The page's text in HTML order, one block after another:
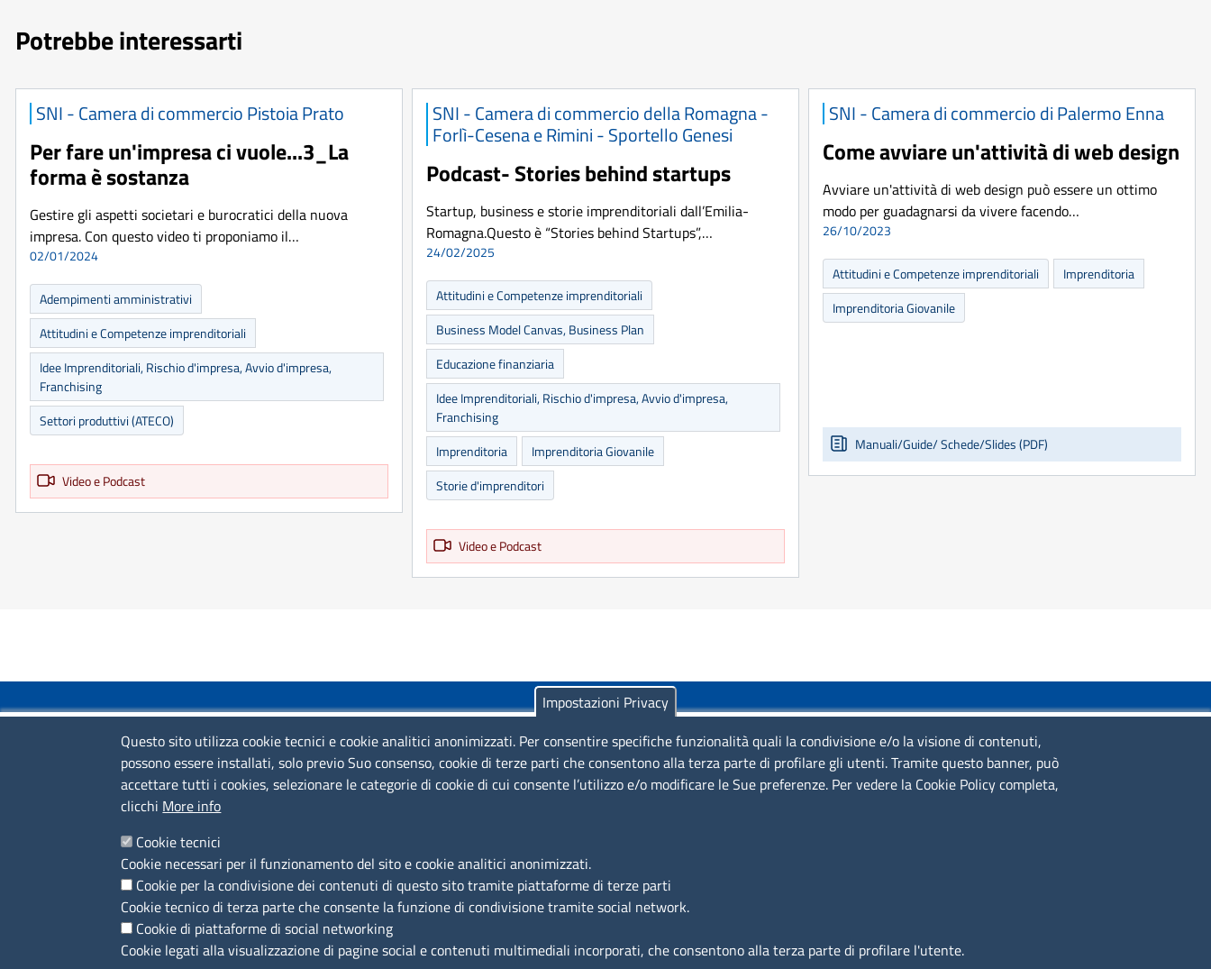
Potrebbe interessarti
SNI - Camera di commercio Pistoia Prato
Per fare un'impresa ci vuole...3_La
forma è sostanza
Gestire gli aspetti societari e burocratici della nuova
impresa. Con questo video ti proponiamo il…
02/01/2024
Video e Podcast
Adempimenti amministrativi
Attitudini e Competenze imprenditoriali
Idee Imprenditoriali, Rischio d'impresa, Avvio d'impresa,
Franchising
Settori produttivi (ATECO)
SNI - Camera di commercio della Romagna -
Forlì-Cesena e Rimini - Sportello Genesi
Podcast- Stories behind startups
Startup, business e storie imprenditoriali dall’Emilia-
Romagna.Questo è “Stories behind Startups”,…
24/02/2025
Video e Podcast
Attitudini e Competenze imprenditoriali
Business Model Canvas, Business Plan
Educazione finanziaria
Idee Imprenditoriali, Rischio d'impresa, Avvio d'impresa,
Franchising
Imprenditoria
Imprenditoria Giovanile
Storie d'imprenditori
SNI - Camera di commercio di Palermo Enna
Come avviare un'attività di web design
Avviare un'attività di web design può essere un ottimo
modo per guadagnarsi da vivere facendo…
26/10/2023
Manuali/Guide/ Schede/Slides (PDF)
Attitudini e Competenze imprenditoriali
Imprenditoria
Imprenditoria Giovanile
COLLEGAMENTI VELOCI
Colloqui di primo orientamento
Colloqui specialistici
Sportelli territoriali
Piazza Sallustio, 21 - 00187 Roma
C.F.: 01484460587
P.Iva: 01000211001
SERVIZIO REALIZZATO DA
Impostazioni Privacy
Questo sito utilizza cookie tecnici e cookie analitici anonimizzati. Per consentire specifiche funzionalità quali la condivisione e/o la visione di contenuti,
possono essere installati, solo previo Suo consenso, cookie di terze parti che consentono alla terza parte di profilare gli utenti. Tramite questo banner, può
accettare tutti i cookies, selezionare le categorie di cookie di cui consente l’utilizzo e/o modificare le Sue preferenze. Per vedere la Cookie Policy completa,
clicchi More info
Cookie tecnici
Cookie necessari per il funzionamento del sito e cookie analitici anonimizzati.
Cookie per la condivisione dei contenuti di questo sito tramite piattaforme di terze parti
Cookie tecnico di terza parte che consente la funzione di condivisione tramite social network.
Cookie di piattaforme di social networking
Cookie legati alla visualizzazione di pagine social e contenuti multimediali incorporati, che consentono alla terza parte di profilare l'utente.